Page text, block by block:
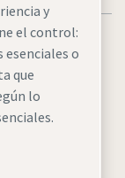
y
el control:
o
que
lo